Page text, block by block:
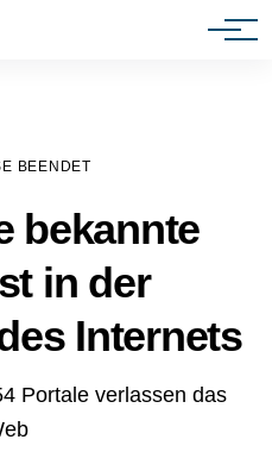
BEENDET
bekannte
in der
Internets
Portale verlassen das